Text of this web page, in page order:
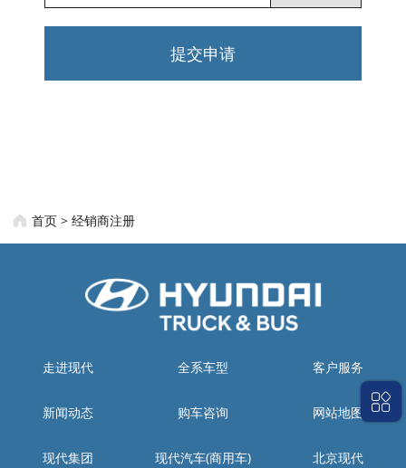
提交申请
首页 > 经销商注册
走进现代 全系车型 客户服务
新闻动态 购车咨询 网站地图
现代集团 现代汽车(商用车) 北京现代